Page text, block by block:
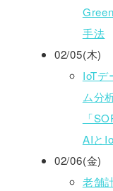
手法
02/05(木)
IoT
ム分
「
AIと
02/06(金)
老舗